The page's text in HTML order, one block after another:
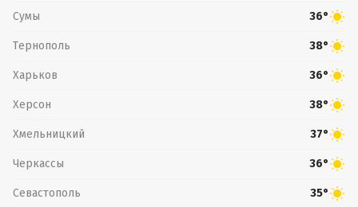
Сумы 36°
Тернополь 38°
Харьков 36°
Херсон 38°
Хмельницкий 37°
Черкассы 36°
Севастополь 35°